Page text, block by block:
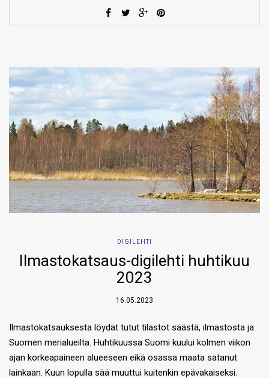
DIGILEHTI
Ilmastokatsaus-digilehti huhtikuu
2023
16.05.2023
Ilmastokatsauksesta löydät tutut tilastot säästä, ilmastosta ja
Suomen merialueilta. Huhtikuussa Suomi kuului kolmen viikon
ajan korkeapaineen alueeseen eikä osassa maata satanut
lainkaan. Kuun lopulla sää muuttui kuitenkin epävakaiseksi.